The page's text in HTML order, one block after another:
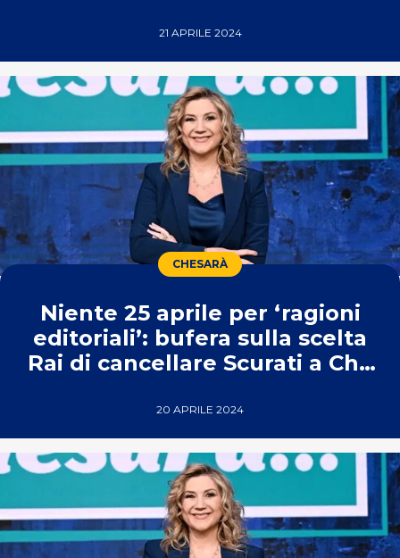
21 APRILE 2024
CHESARÀ
Niente 25 aprile per ‘ragioni
editoriali’: bufera sulla scelta
Rai di cancellare Scurati a Che
20 APRILE 2024